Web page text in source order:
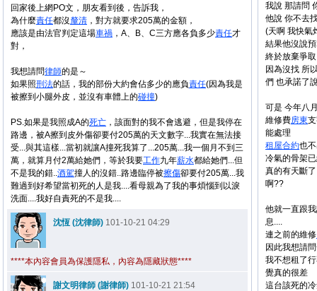
回家後上網PO文，朋友看到後，告訴我，
為什麼責任都沒 釐清 ，對方就要求205萬的金額，
應該是由法官判定這場車禍 ，A、B、C三方應各負多少責任才
對，
我想請問律師的是～
如果照刑法的話，我的部份大約會佔多少的應負責任(因為我是
被擦到小腿外皮，並沒有車體上的碰撞)
PS.如果是我照成A的死亡 ，該面對的我不會逃避，但是我停在
路邊，被A擦到皮外傷卻要付205萬的天文數字...我實在無法接
受...與其這樣...當初就讓A撞死我算了...205萬...我一個月不到三
萬，就算月付2萬給她們，等於我要工作九年薪水都給她們...但
不是我的錯..酒駕撞人的沒錯..路邊臨停被擦傷卻要付205萬...我
難過到好希望當初死的人是我....看母親為了我的事煩惱到以淚
洗面....我好自責死的不是我....
沈恆 (沈律師) 101-10-21 04:29
****本內容會員為保護隱私，內容為隱藏狀態****
謝文明律師 (謝律師) 101-10-21 21:54
我說 那請問
他說 你不去
(天啊 我快氣
結果他沒說
終於放棄爭
因為沒找 所
們 也承諾了
可是 今年八
維修費房東
能處理
租屋合約也
冷氣的骨架
真的有天斷
啊??
他就一直跟
息....
連之前的維修
因此我想請
我不想租了
覺真的很差
這台該死的